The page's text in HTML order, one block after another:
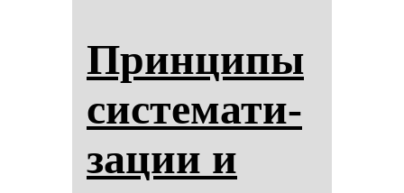
Прин­ци­пы
сис­те­ма­ти­
за­ции и